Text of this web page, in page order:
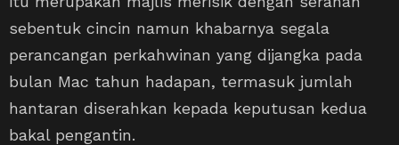
sebentuk cincin namun khabarnya segala
perancangan perkahwinan yang dijangka pada
bulan Mac tahun hadapan, termasuk jumlah
hantaran diserahkan kepada keputusan kedua
bakal pengantin.